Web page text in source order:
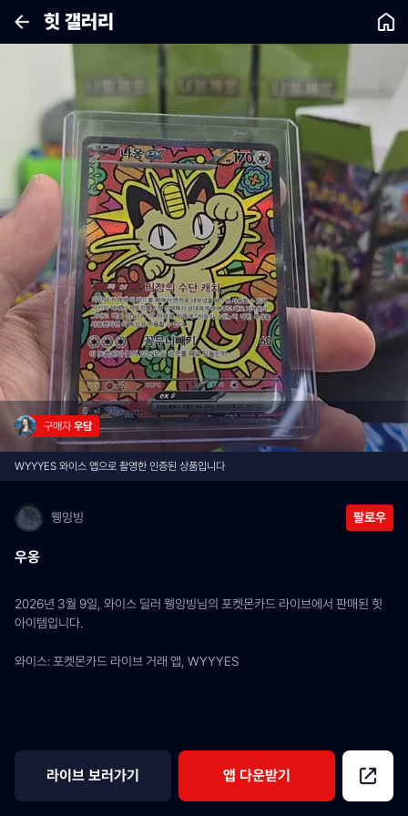
힛 갤러리
구매자 우담
WYYYES 와이스 앱으로 촬영한 인증된 상품입니다
웽잉빙 팔로우
우옹
2026년 3월 9일, 와이스 딜러 웽잉빙님의 포켓몬카드 라이브에서 판매된 힛
아이템입니다.
와이스: 포켓몬카드 라이브 거래 앱, WYYYES
라이브 보러가기 앱 다운받기